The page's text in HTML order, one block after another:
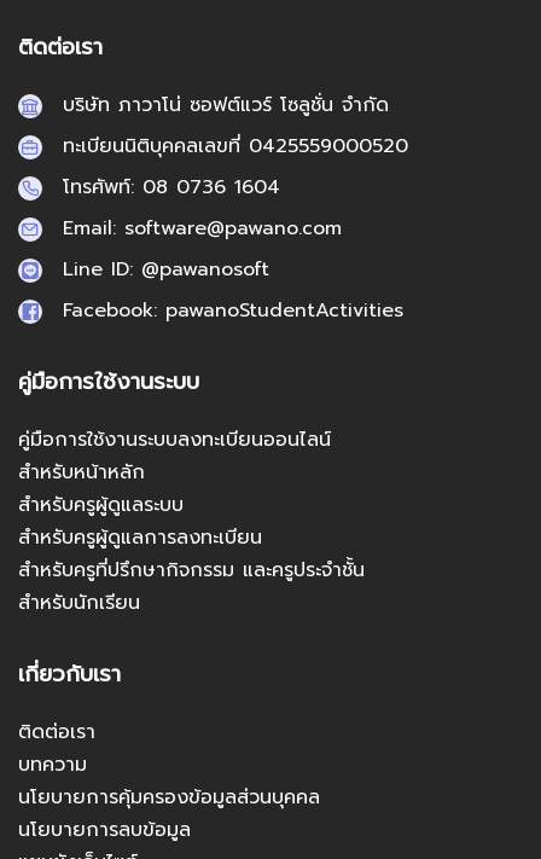
ติดต่อเรา
บริษัท ภาวาโน่ ซอฟต์แวร์ โซลูชั่น จํากัด
ทะเบียนนิติบุคคลเลขที่ 0425559000520
โทรศัพท์: 08 0736 1604
Email: software@pawano.com
Line ID: @pawanosoft
Facebook: pawanoStudentActivities
คู่มือการใช้งานระบบ
คู่มือการใช้งานระบบลงทะเบียนออนไลน์
สำหรับหน้าหลัก
สำหรับครูผู้ดูแลระบบ
สำหรับครูผู้ดูแลการลงทะเบียน
สำหรับครูที่ปรึกษากิจกรรม และครูประจำชั้น
สำหรับนักเรียน
เกี่ยวกับเรา
ติดต่อเรา
บทความ
นโยบายการคุ้มครองข้อมูลส่วนบุคคล
นโยบายการลบข้อมูล